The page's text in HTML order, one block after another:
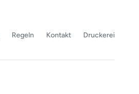
Regeln Kontakt Druckerei